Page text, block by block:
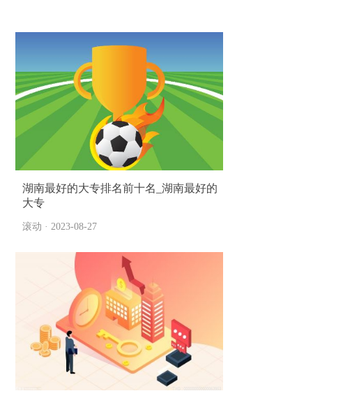
湖南最好的大专排名前十名_湖南最好的
大专
滚动 · 2023-08-27